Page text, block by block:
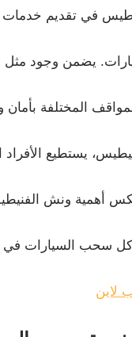
في تقديم
يضمن وجود مثل
المختلفة بأمان
يستطيع الأفراد
أهمية ونش
سحب السيارات في
لاين